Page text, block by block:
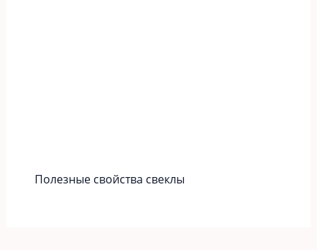
Полезные свойства свеклы